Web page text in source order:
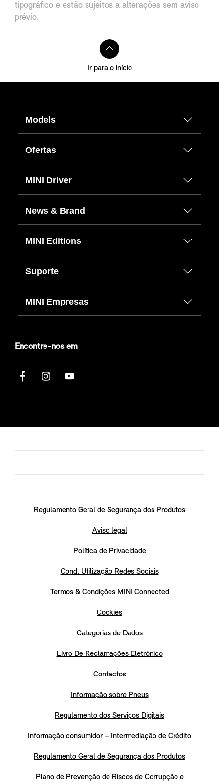
tipográfico e estão sujeitos a alterações sem aviso
prévio.
Ir para o início
Models
Ofertas
MINI Driver
News & Brand
MINI Editions
Suporte
MINI Empresas
Encontre-nos em
Regulamento Geral de Segurança dos Produtos
Aviso legal
Política de Privacidade
Cond. Utilização Redes Sociais
Termos & Condições MINI Connected
Cookies
Categorias de Dados
Livro De Reclamações Eletrónico
Contactos
Informação sobre Pneus
Regulamento dos Serviços Digitais
Informação consumidor – Intermediação de Crédito
Regulamento Geral de Segurança dos Produtos
Plano de Prevenção de Riscos de Corrupção e